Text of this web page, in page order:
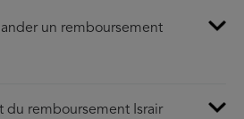
un remboursement
du remboursement Israir